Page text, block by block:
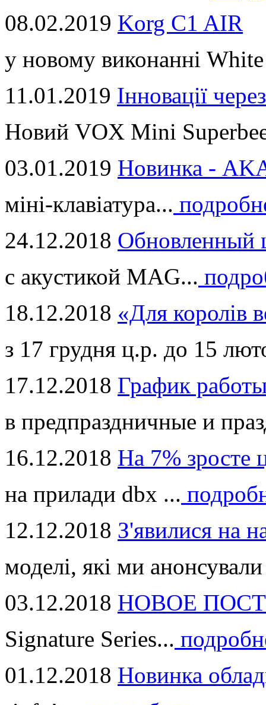
08.02.2019 Korg C1 AIR
у новому виконанні
11.01.2019 Інновації
Новий VOX Mini
03.01.2019 Новинка -
міні-клавіатура...
24.12.2018 Обновленный
с акустикой MAG...
18.12.2018 «Для королів
з 17 грудня ц.р. до 15
17.12.2018 График
в предпраздничные и
16.12.2018 На 7% зросте
на прилади dbx ...
12.12.2018 З'явилися на
моделі, які ми
03.12.2018 НОВОЕ
Signature Series...
01.12.2018 Новинка